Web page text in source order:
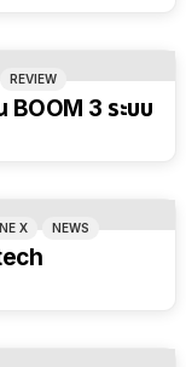
REVIEW
BOOM 3 ระบบ
X NEWS